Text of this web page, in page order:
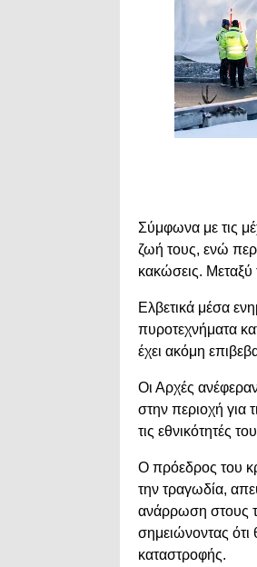
Σύμφωνα με τις
ζωή τους, ενώ
κακώσεις. Μεταξύ
Ελβετικά μέσα
πυροτεχνήματα
έχει ακόμη
Οι Αρχές ανέφεραν
στην περιοχή για
τις εθνικότητές
Ο πρόεδρος του
την τραγωδία,
ανάρρωση στους
σημειώνοντας
καταστροφής.